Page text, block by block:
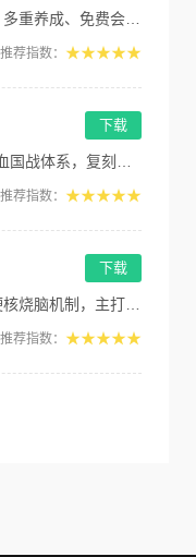
员，海量经典BO...
推荐指数： ★★★★★
原汁原味的九州...
推荐指数： ★★★★★
下载
休闲回合对战，适...
推荐指数： ★★★★★
下载